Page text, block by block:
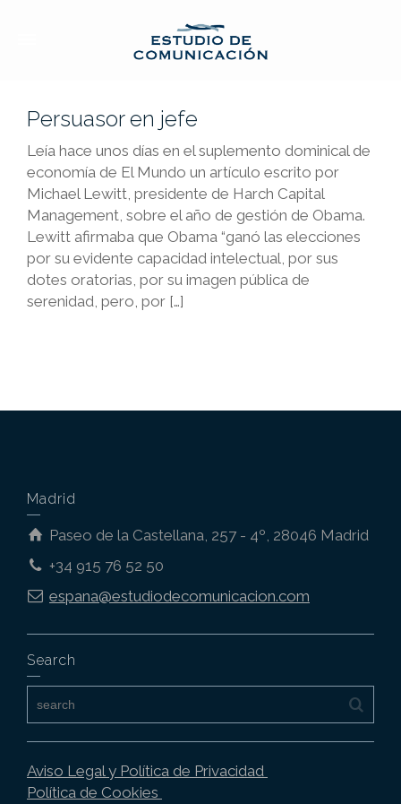
Persuasor en jefe
Leía hace unos días en el suplemento dominical de
economía de El Mundo un artículo escrito por
Michael Lewitt, presidente de Harch Capital
Management, sobre el año de gestión de Obama.
Lewitt afirmaba que Obama “ganó las elecciones
por su evidente capacidad intelectual, por sus
dotes oratorias, por su imagen pública de
serenidad, pero, por […]
Madrid
Paseo de la Castellana, 257 - 4º, 28046 Madrid
+34 915 76 52 50
espana@estudiodecomunicacion.com
Search
Aviso Legal y Política de Privacidad
Política de Cookies